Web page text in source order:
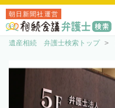
朝日新聞社運営
遺産相続 弁護士検索トップ